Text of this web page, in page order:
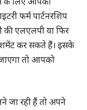
फर्म पार्टनरशिप
की एलएलपी या फिर
कर सकते हैं। इसके
तो आपको
जा रही हैं तो अपने